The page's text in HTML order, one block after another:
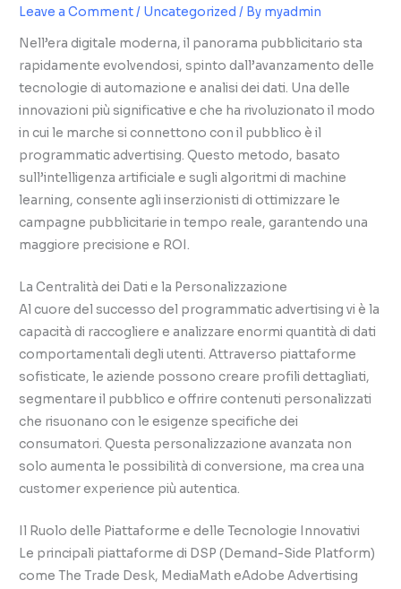
Leave a Comment/ Uncategorized / By myadmin
Nell’era digitale moderna, il panorama pubblicitario sta
rapidamente evolvendosi, spinto dall’avanzamento delle
tecnologie di automazione e analisi dei dati. Una delle
innovazioni più significative e che ha rivoluzionato il modo
in cui le marche si connettono con il pubblico è il
programmatic advertising. Questo metodo, basato
sull’intelligenza artificiale e sugli algoritmi di machine
learning, consente agli inserzionisti di ottimizzare le
campagne pubblicitarie in tempo reale, garantendo una
maggiore precisione e ROI.
La Centralità dei Dati e la Personalizzazione
Al cuore del successo del programmatic advertising vi è la
capacità di raccogliere e analizzare enormi quantità di dati
comportamentali degli utenti. Attraverso piattaforme
sofisticate, le aziende possono creare profili dettagliati,
segmentare il pubblico e offrire contenuti personalizzati
che risuonano con le esigenze specifiche dei
consumatori. Questa personalizzazione avanzata non
solo aumenta le possibilità di conversione, ma crea una
customer experience più autentica.
Il Ruolo delle Piattaforme e delle Tecnologie Innovativi
Le principali piattaforme di DSP (Demand-Side Platform)
come The Trade Desk, MediaMath eAdobe Advertising